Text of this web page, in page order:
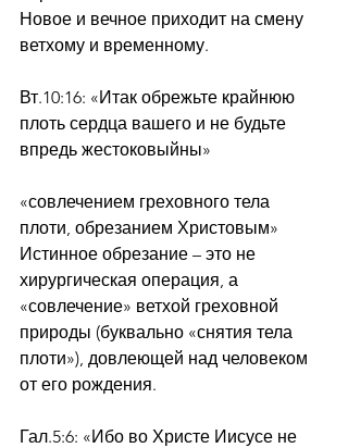
Новое и вечное приходит на смену
ветхому и временному.
Вт.10:16: «Итак обрежьте крайнюю
плоть сердца вашего и не будьте
впредь жестоковыйны»
«совлечением греховного тела
плоти, обрезанием Христовым»
Истинное обрезание – это не
хирургическая операция, а
«совлечение» ветхой греховной
природы (буквально «снятия тела
плоти»), довлеющей над человеком
от его рождения.
Гал.5:6: «Ибо во Христе Иисусе не